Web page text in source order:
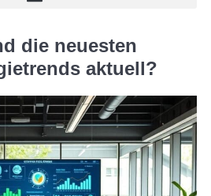
die neuesten
aktuell?